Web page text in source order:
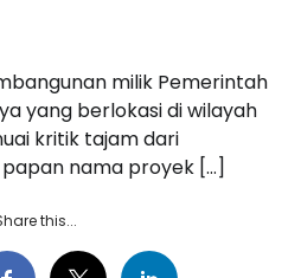
milik Pemerintah
yang berlokasi di wilayah
kritik tajam dari
nama proyek […]
this...